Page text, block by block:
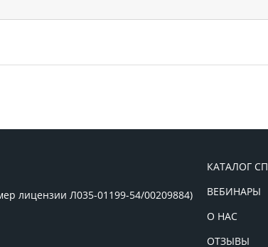
лицензии Л035-01199-54/00209884)
КАТАЛОГ
ВЕБИНАРЫ
О НАС
ОТЗЫВЫ